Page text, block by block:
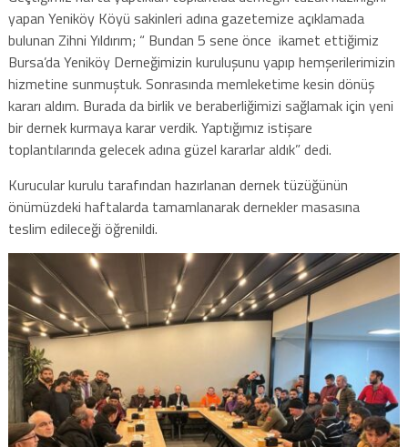
yapan Yeniköy Köyü sakinleri adına gazetemize açıklamada
bulunan Zihni Yıldırım; “ Bundan 5 sene önce ikamet ettiğimiz
Bursa’da Yeniköy Derneğimizin kuruluşunu yapıp hemşerilerimizin
hizmetine sunmuştuk. Sonrasında memleketime kesin dönüş
kararı aldım. Burada da birlik ve beraberliğimizi sağlamak için yeni
bir dernek kurmaya karar verdik. Yaptığımız istişare
toplantılarında gelecek adına güzel kararlar aldık” dedi.
Kurucular kurulu tarafından hazırlanan dernek tüzüğünün
önümüzdeki haftalarda tamamlanarak dernekler masasına
teslim edileceği öğrenildi.